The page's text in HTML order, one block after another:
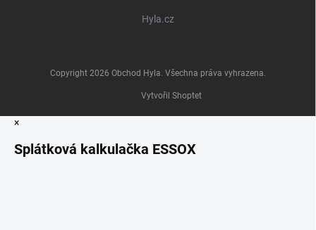
Hyla.cz
Vytvořil Shoptet
Copyright 2026 Obchod Hyla. Všechna práva vyhrazena.
×
Splátková kalkulačka ESSOX